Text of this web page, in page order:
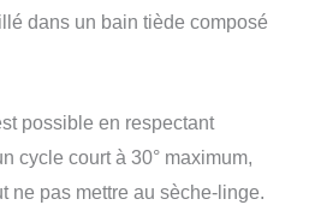
dans un bain tiède composé
possible en respectant
cycle court à 30° maximum,
ne pas mettre au sèche-linge.